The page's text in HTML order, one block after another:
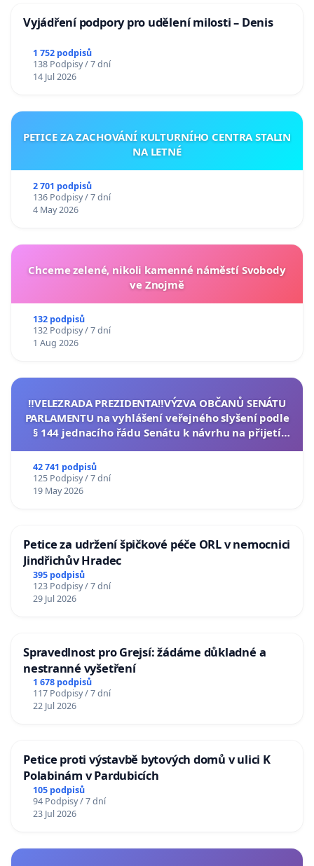
Vyjádření podpory pro udělení milosti – Denis
1 752 podpisů
138 Podpisy / 7 dní
14 Jul 2026
PETICE ZA ZACHOVÁNÍ KULTURNÍHO CENTRA STALIN
NA LETNÉ
2 701 podpisů
136 Podpisy / 7 dní
4 May 2026
Chceme zelené, nikoli kamenné náměstí Svobody
ve Znojmě
132 podpisů
132 Podpisy / 7 dní
1 Aug 2026
‼️VELEZRADA PREZIDENTA‼️VÝZVA OBČANŮ SENÁTU
PARLAMENTU na vyhlášení veřejného slyšení podle
§ 144 jednacího řádu Senátu k návrhu na přijetí
42 741 podpisů
125 Podpisy / 7 dní
19 May 2026
Petice za udržení špičkové péče ORL v nemocnici
Jindřichův Hradec
395 podpisů
123 Podpisy / 7 dní
29 Jul 2026
Spravedlnost pro Grejsí: žádáme důkladné a
nestranné vyšetření
1 678 podpisů
117 Podpisy / 7 dní
22 Jul 2026
Petice proti výstavbě bytových domů v ulici K
Polabinám v Pardubicích
105 podpisů
94 Podpisy / 7 dní
23 Jul 2026